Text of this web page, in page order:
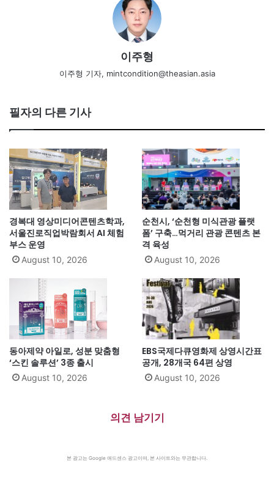
이주형
이주형 기자, mintcondition@theasian.asia
필자의 다른 기사
경복대 영상미디어콘텐츠학과,
서울진로직업박람회서 AI 체험
부스 운영
August 10, 2026
순천시, ‘순천형 미식관광 플랫
폼’ 구축…먹거리 관광 콘텐츠 본
격 육성
August 10, 2026
동아제약 아일로, 성분 맞춤형
‘스킨 솔루션’ 3종 출시
August 10, 2026
EBS국제다큐영화제 상영시간표
공개, 28개국 64편 상영
August 10, 2026
의견 남기기
본 광고는 Google 애드센스 광고이며, 본 사이트와는 무관합니다.